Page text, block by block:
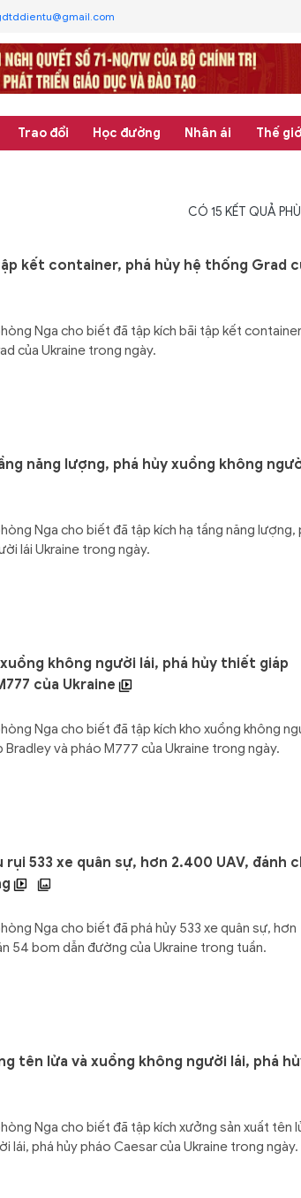
Trao đổi Học đường Nhân ái Thế
CÓ 15 KẾT QUẢ
kết container, phá hủy hệ thống Grad
Nga cho biết đã tập kích bãi tập kết
của Ukraine trong ngày.
năng lượng, phá hủy xuồng không
Nga cho biết đã tập kích hạ tầng năng lượng,
lái Ukraine trong ngày.
không người lái, phá hủy thiết giáp
của Ukraine
Nga cho biết đã tập kích kho xuồng không
Bradley và pháo M777 của Ukraine trong ngày.
rụi 533 xe quân sự, hơn 2.400 UAV, đánh
Nga cho biết đã phá hủy 533 xe quân sự, hơn
54 bom dẫn đường của Ukraine trong tuần.
tên lửa và xuồng không người lái, phá
Nga cho biết đã tập kích xưởng sản xuất tên
lái, phá hủy pháo Caesar của Ukraine trong ngày.